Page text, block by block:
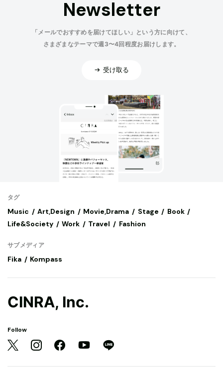
Newsletter
「メールでおすすめを届けてほしい」という方に向けて、
さまざまなテーマで週3〜4回程度お届けします。
受け取る
タグ
Music Art,Design Movie,Drama Stage
Book
Life&Society
Work Travel Fashion
サブメディア
Fika Kompass
CINRA, Inc.
Follow